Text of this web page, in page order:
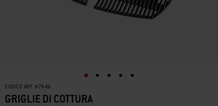
CODICE ART. # 7646
GRIGLIE DI COTTURA